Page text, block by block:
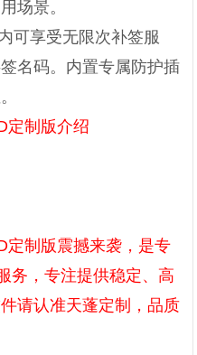
场景。
可享受无限次补签服
名码。内置专属防护插
制版介绍
制版震撼来袭，是专
务，专注提供稳定、高
请认准天蓬定制，品质